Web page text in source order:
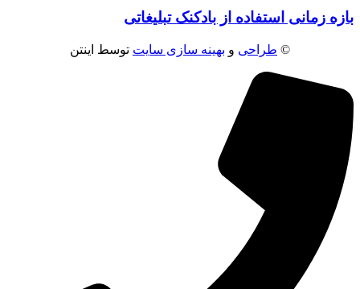
بازه زمانی استفاده از بادکنک تبلیغاتی
© طراحی و بهینه سازی سایت توسط اینتن